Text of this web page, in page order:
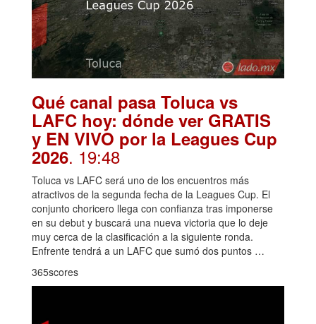
Qué canal pasa Toluca vs
LAFC hoy: dónde ver GRATIS
y EN VIVO por la Leagues Cup
2026. 19:48
Toluca vs LAFC será uno de los encuentros más
atractivos de la segunda fecha de la Leagues Cup. El
conjunto choricero llega con confianza tras imponerse
en su debut y buscará una nueva victoria que lo deje
muy cerca de la clasificación a la siguiente ronda.
Enfrente tendrá a un LAFC que sumó dos puntos …
365scores